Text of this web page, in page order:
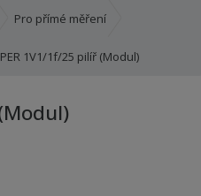
h
e
Pro přímé měření
PER 1V1/1f/25 pilíř (Modul)